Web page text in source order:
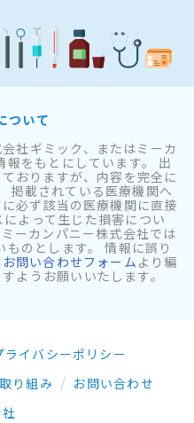
ついて
社ギミック、またはミーカ
をもとにしています。 出
おりますが、内容を完全に
掲載されている医療機関へ
必ず該当の医療機関に直接
よって生じた損害につい
ーカンパニー株式会社では
のとします。 情報に誤り
お問い合わせフォーム より編
ようお願いいたします。
ライバシーポリシー
り組み
お問い合わせ